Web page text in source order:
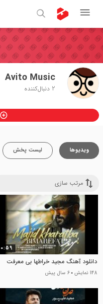
Avito Music
2 دنبال‌کننده
ویدیوها لیست پخش
مرتب سازی
دانلود آهنگ مجید خراطها بی معرفت
148 نمایش 6 سال پیش